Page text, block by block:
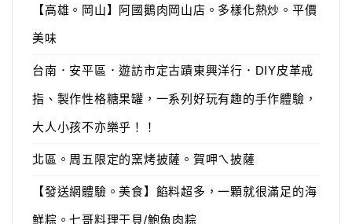
【高雄。岡山】阿國鵝肉岡山店。多樣化熱炒。平價
美味
台南．安平區．遊訪市定古蹟東興洋行．DIY皮革戒
指、製作性格糖果罐，一系列好玩有趣的手作體驗，
大人小孩不亦樂乎！！
北區。周五限定的窯烤披薩。賀呷ㄟ披薩
【發送網體驗。美食】餡料超多，一顆就很滿足的海
鮮粽。七哥料理干貝/鮑魚肉粽